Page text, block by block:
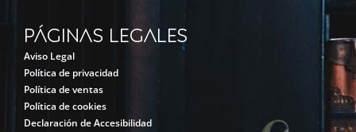
Páginas legales
Aviso Legal
Política de privacidad
Política de ventas
Política de cookies
Declaración de Accesibilidad